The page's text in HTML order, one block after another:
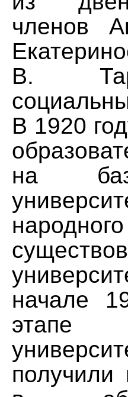
членов
В.
В 1920
на базе
начале
этапе